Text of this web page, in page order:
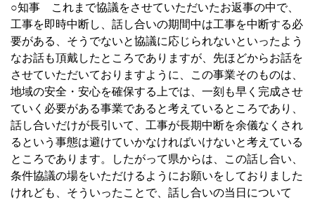
○知事 これまで協議をさせていただいたお返事の中で、
工事を即時中断し、話し合いの期間中は工事を中断する必
要がある、そうでないと協議に応じられないといったよう
なお話も頂戴したところでありますが、先ほどからお話を
させていただいておりますように、この事業そのものは、
地域の安全・安心を確保する上では、一刻も早く完成させ
ていく必要がある事業であると考えているところであり、
話し合いだけが長引いて、工事が長期中断を余儀なくされ
るという事態は避けていかなければいけないと考えている
ところであります。したがって県からは、この話し合い、
条件協議の場をいただけるようにお願いをしておりました
けれども、そういったことで、話し合いの当日について